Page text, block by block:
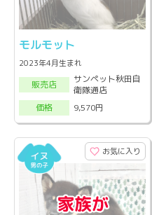
モルモット
2023年4月生まれ
販売店
サンペット秋田自
衛隊通店
価格
9,570円
お気に入り